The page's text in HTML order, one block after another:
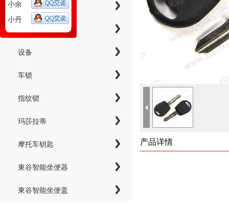
智能卡小钥匙
设备
车锁
指纹锁
玛莎拉蒂
摩托车钥匙
東谷智能坐便器
東谷智能坐便盖
产品详情
小余
小丹